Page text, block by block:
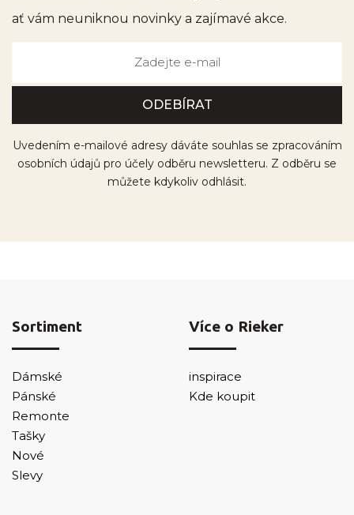
ať vám neuniknou novinky a zajímavé akce.
Uvedením e-mailové adresy dáváte souhlas se zpracováním
osobních údajů pro účely odběru newsletteru. Z odběru se
můžete kdykoliv odhlásit.
Sortiment
Dámské
Pánské
Remonte
Tašky
Nové
Slevy
Více o Rieker
inspirace
Kde koupit